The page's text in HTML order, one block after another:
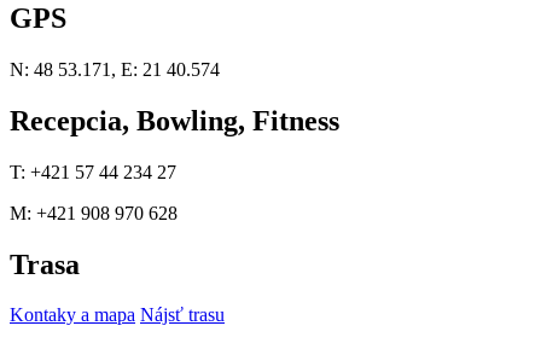
GPS
N: 48 53.171, E: 21 40.574
Recepcia, Bowling, Fitness
T: +421 57 44 234 27
M: +421 908 970 628
Trasa
Kontaky a mapa Nájsť trasu